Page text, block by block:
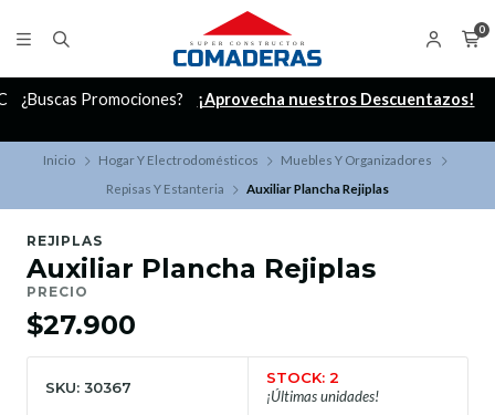
0
¿Buscas Promociones? ¡Aprovecha nuestros Descuentazos!
Inicio Hogar Y Electrodomésticos
Muebles Y Organizadores
Repisas Y Estanteria
Auxiliar Plancha Rejiplas
REJIPLAS
Auxiliar Plancha Rejiplas
PRECIO
$27.900
SKU: 30367
STOCK: 2
¡Últimas unidades!